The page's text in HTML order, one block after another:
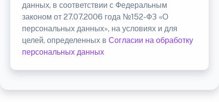
данных, в соответствии с Федеральным
законом от 27.07.2006 года №152-ФЗ «О
персональных данных», на условиях и для
целей, определенных в Согласии на обработку
персональных данных